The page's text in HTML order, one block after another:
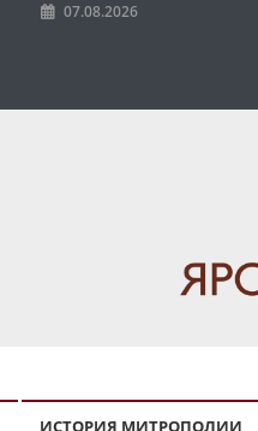
07.08.2026
ИСТОРИЯ МИТРОПОЛИИ